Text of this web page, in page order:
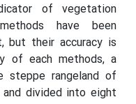
of vegetation
have been
but their accuracy is
of each methods, a
steppe rangeland of
and divided into eight